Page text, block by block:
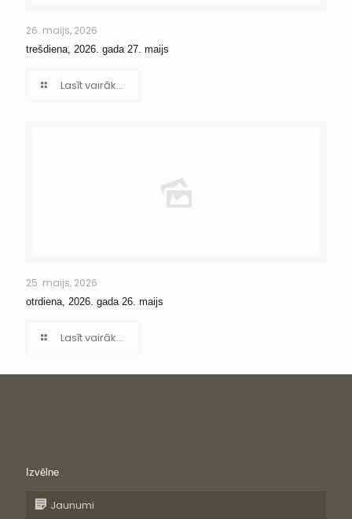
26. maijs, 2026
trešdiena, 2026. gada 27. maijs
Lasīt vairāk...
25. maijs, 2026
otrdiena, 2026. gada 26. maijs
Lasīt vairāk...
Izvēlne
Jaunumi